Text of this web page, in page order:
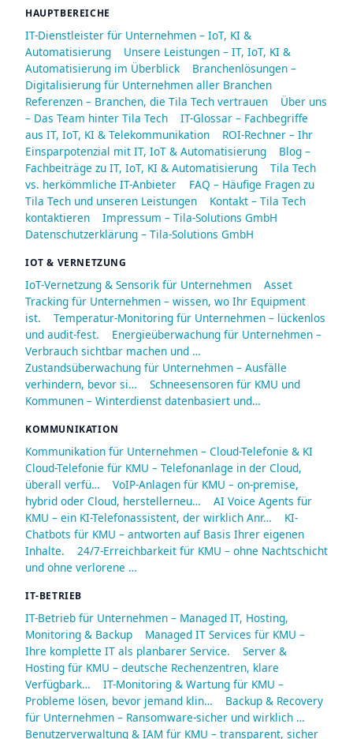
HAUPTBEREICHE
IT-Dienstleister für Unternehmen – IoT, KI &
Automatisierung
Unsere Leistungen – IT, IoT, KI &
Automatisierung im Überblick
Branchenlösungen –
Digitalisierung für Unternehmen aller Branchen
Referenzen – Branchen, die Tila Tech vertrauen
Über uns
– Das Team hinter Tila Tech
IT-Glossar – Fachbegriffe
aus IT, IoT, KI & Telekommunikation
ROI-Rechner – Ihr
Einsparpotenzial mit IT, IoT & Automatisierung
Blog –
Fachbeiträge zu IT, IoT, KI & Automatisierung
Tila Tech
vs. herkömmliche IT-Anbieter
FAQ – Häufige Fragen zu
Tila Tech und unseren Leistungen
Kontakt – Tila Tech
kontaktieren
Impressum – Tila-Solutions GmbH
Datenschutzerklärung – Tila-Solutions GmbH
IOT & VERNETZUNG
IoT-Vernetzung & Sensorik für Unternehmen
Asset
Tracking für Unternehmen – wissen, wo Ihr Equipment
ist.
Temperatur-Monitoring für Unternehmen – lückenlos
und audit-fest.
Energieüberwachung für Unternehmen –
Verbrauch sichtbar machen und …
Zustandsüberwachung für Unternehmen – Ausfälle
verhindern, bevor si…
Schneesensoren für KMU und
Kommunen – Winterdienst datenbasiert und…
KOMMUNIKATION
Kommunikation für Unternehmen – Cloud-Telefonie & KI
Cloud-Telefonie für KMU – Telefonanlage in der Cloud,
überall verfü…
VoIP-Anlagen für KMU – on-premise,
hybrid oder Cloud, herstellerneu…
AI Voice Agents für
KMU – ein KI-Telefonassistent, der wirklich Anr…
KI-
Chatbots für KMU – antworten auf Basis Ihrer eigenen
Inhalte.
24/7-Erreichbarkeit für KMU – ohne Nachtschicht
und ohne verlorene …
IT-BETRIEB
IT-Betrieb für Unternehmen – Managed IT, Hosting,
Monitoring & Backup
Managed IT Services für KMU –
Ihre komplette IT als planbarer Service.
Server &
Hosting für KMU – deutsche Rechenzentren, klare
Verfügbark…
IT-Monitoring & Wartung für KMU –
Probleme lösen, bevor jemand klin…
Backup & Recovery
für Unternehmen – Ransomware-sicher und wirklich …
Benutzerverwaltung & IAM für KMU – transparent, sicher